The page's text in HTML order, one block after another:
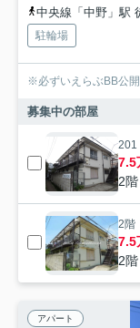
中央線「中野」駅
駐輪場
※必ずいえらぶBB公開
募集中の部屋
201
7.5
2
2階
7.5
2
アパート